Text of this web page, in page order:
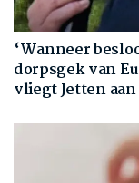
‘Wanneer
dorpsgek van
vliegt Jetten aan